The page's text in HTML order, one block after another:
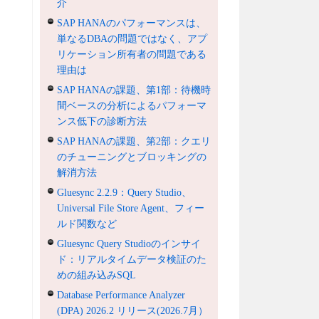
介
SAP HANAのパフォーマンスは、
単なるDBAの問題ではなく、アプ
リケーション所有者の問題である
理由は
SAP HANAの課題、第1部：待機時
間ベースの分析によるパフォーマ
ンス低下の診断方法
SAP HANAの課題、第2部：クエリ
のチューニングとブロッキングの
解消方法
Gluesync 2.2.9：Query Studio、
Universal File Store Agent、フィー
ルド関数など
Gluesync Query Studioのインサイ
ド：リアルタイムデータ検証のた
めの組み込みSQL
Database Performance Analyzer
(DPA) 2026.2 リリース(2026.7月）